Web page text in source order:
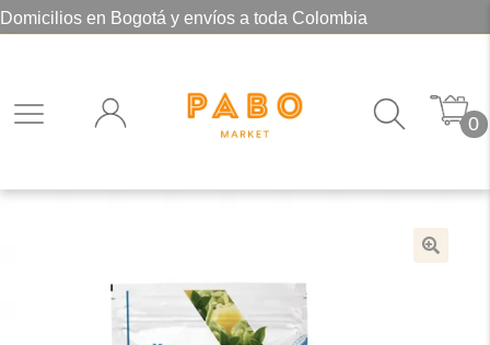
Domicilios en Bogotá y envíos a toda Colombia
0